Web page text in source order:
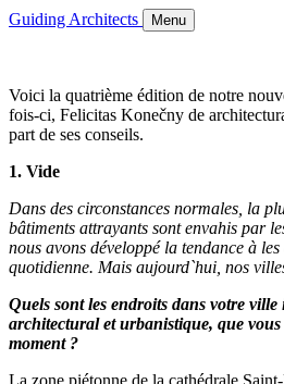
Guiding Architects Menu
Voici la quatrième édition de notre
fois-ci, Felicitas Konečny de
part de ses conseils.
1. Vide
Dans des circonstances normales, la
bâtiments attrayants sont envahis par
nous avons développé la tendance à
quotidienne. Mais aujourd`hui, nos
Quels sont les endroits dans votre ville
architectural et urbanistique, que
moment ?
La zone piétonne de la cathédrale